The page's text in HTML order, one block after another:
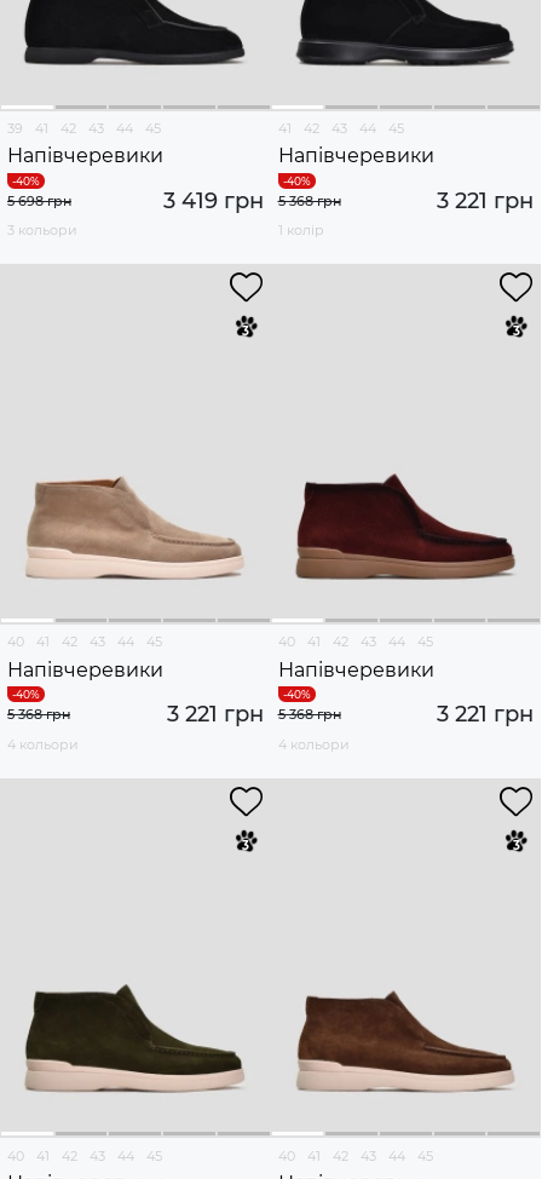
39 41 42 43 44 45
Напівчеревики
3 419 грн
5 698 грн
3 кольори
41 42 43 44 45
Напівчеревики
3 221 грн
5 368 грн
1 колір
40 41 42 43 44 45
Напівчеревики
3 221 грн
5 368 грн
4 кольори
40 41 42 43 44 45
Напівчеревики
3 221 грн
5 368 грн
4 кольори
40 41 42 43 44 45 40 41 42 43 44 45